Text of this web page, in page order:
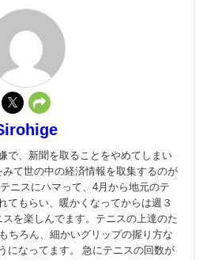
で、新聞を取ることをやめてしまい
みて世の中の経済情報を取集するのが
ニスにハマって、4月から地元のテ
てもらい、暖かくなってからは週３
を楽しんでます。テニスの上達のた
ちろん、細かいグリップの握り方な
になってます。 急にテニスの回数が